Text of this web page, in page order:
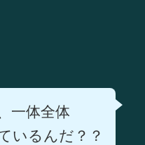
一体全体
いるんだ？？